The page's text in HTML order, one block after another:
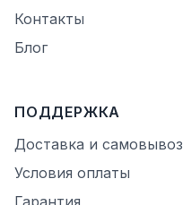
Контакты
Блог
ПОДДЕРЖКА
Доставка и самовывоз
Условия оплаты
Гарантия